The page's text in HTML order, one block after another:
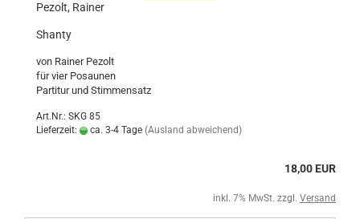
Pezolt, Rainer
Shanty
von Rainer Pezolt
für vier Posaunen
Partitur und Stimmensatz
Art.Nr.: SKG 85
Lieferzeit:
ca. 3-4 Tage (Ausland abweichend)
18,00 EUR
inkl. 7% MwSt. zzgl. Versand